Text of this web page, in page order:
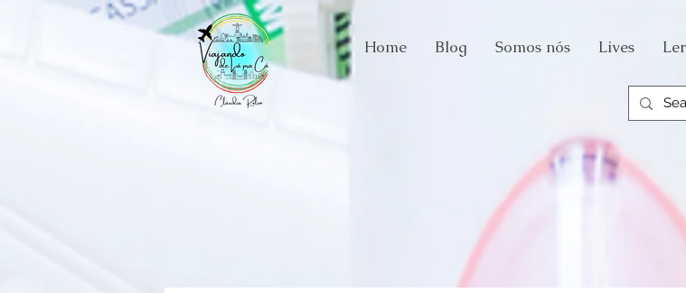
Home Blog Somos nós Lives